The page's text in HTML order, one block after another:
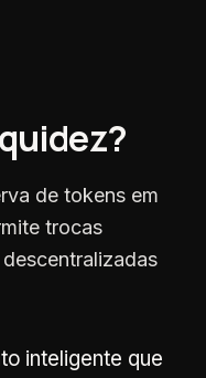
?
de tokens em
trocas
inteligente que